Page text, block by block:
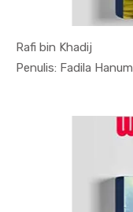
Rafi bin Khadij
Penulis: Fadila Hanum